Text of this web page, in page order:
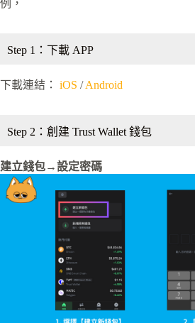
例，
Step 1：下載 APP
下載連結： iOS /Android
Step 2：創建 Trust Wallet 錢包
建立錢包→設定密碼